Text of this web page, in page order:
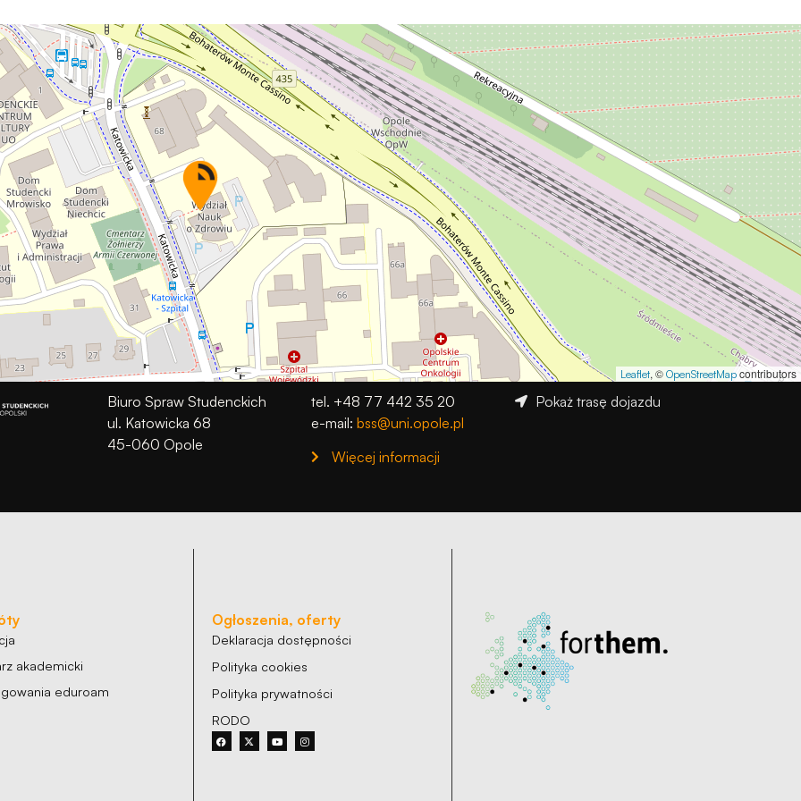
Leaflet, © OpenStreetMap contributors
Biuro Spraw Studenckich
ul. Katowicka 68
45-060 Opole
tel. +48 77 442 35 20
e-mail: bss@uni.opole.pl
Więcej informacji
Pokaż trasę dojazdu
akademicki
eduroam
Ogłoszenia, oferty
Deklaracja dostępności
Polityka cookies
Polityka prywatności
RODO